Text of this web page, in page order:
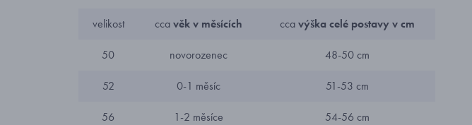
velikost ccavěk v měsících ccavýška celé postavy v cm
50 novorozenec 48-50 cm
52 0-1 měsíc 51-53 cm
56 1-2 měsíce 54-56 cm